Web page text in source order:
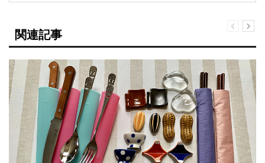
関連記事